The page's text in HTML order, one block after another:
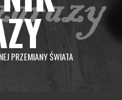
PRZEMIANY ŚWIATA